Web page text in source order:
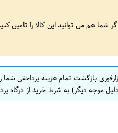
شما هم می توانید این کالا را تامین
بازگشت تمام هزینه پرداختی
موجه دیگر) به شرط خرید از درگاه